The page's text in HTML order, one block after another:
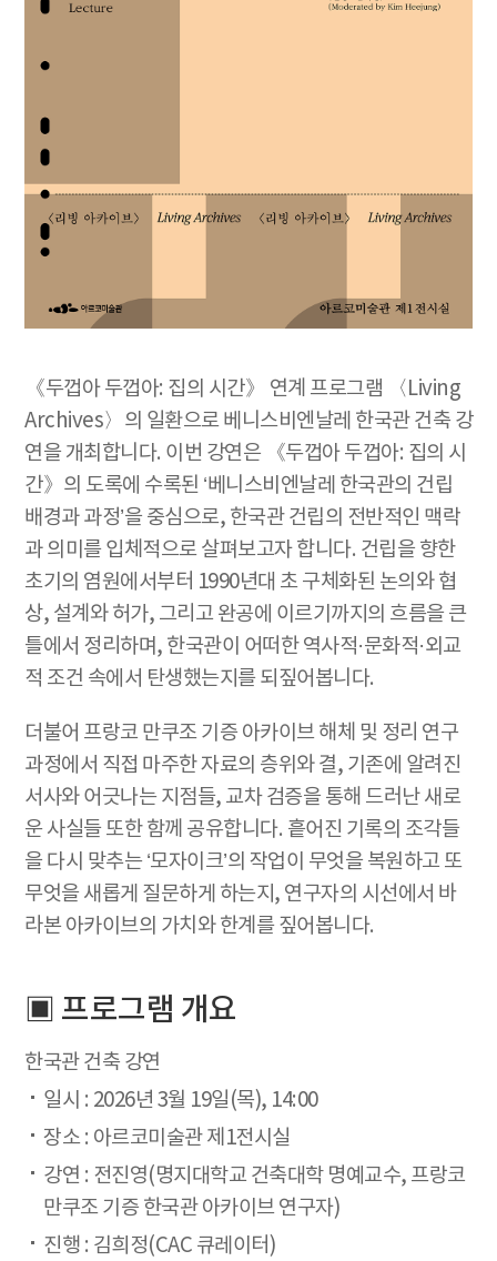
《두껍아 두껍아: 집의 시간》 연계 프로그램 〈Living
Archives〉의 일환으로 베니스비엔날레 한국관 건축 강
연을 개최합니다. 이번 강연은 《두껍아 두껍아: 집의 시
간》의 도록에 수록된 ‘베니스비엔날레 한국관의 건립
배경과 과정’을 중심으로, 한국관 건립의 전반적인 맥락
과 의미를 입체적으로 살펴보고자 합니다. 건립을 향한
초기의 염원에서부터 1990년대 초 구체화된 논의와 협
상, 설계와 허가, 그리고 완공에 이르기까지의 흐름을 큰
틀에서 정리하며, 한국관이 어떠한 역사적·문화적·외교
적 조건 속에서 탄생했는지를 되짚어봅니다.
더불어 프랑코 만쿠조 기증 아카이브 해체 및 정리 연구
과정에서 직접 마주한 자료의 층위와 결, 기존에 알려진
서사와 어긋나는 지점들, 교차 검증을 통해 드러난 새로
운 사실들 또한 함께 공유합니다. 흩어진 기록의 조각들
을 다시 맞추는 ‘모자이크’의 작업이 무엇을 복원하고 또
무엇을 새롭게 질문하게 하는지, 연구자의 시선에서 바
라본 아카이브의 가치와 한계를 짚어봅니다.
▣ 프로그램 개요
한국관 건축 강연
일시 : 2026년 3월 19일(목), 14:00
장소 : 아르코미술관 제1전시실
강연 : 전진영(명지대학교 건축대학 명예교수, 프랑코
만쿠조 기증 한국관 아카이브 연구자)
진행 : 김희정(CAC 큐레이터)